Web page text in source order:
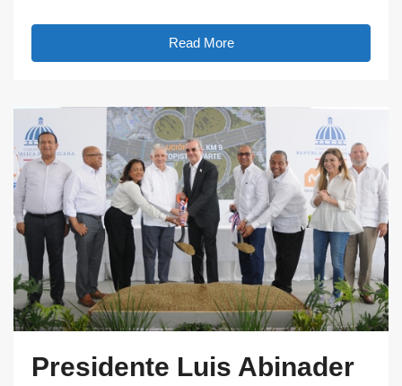
Read More
Presidente Luis Abinader